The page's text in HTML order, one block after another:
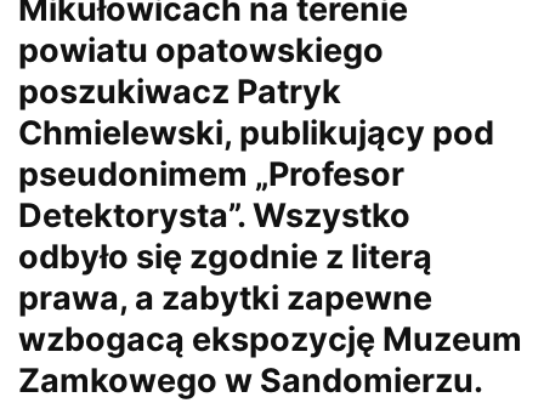
Mikułowicach na terenie
powiatu opatowskiego
poszukiwacz Patryk
Chmielewski, publikujący pod
pseudonimem „Profesor
Detektorysta”. Wszystko
odbyło się zgodnie z literą
prawa, a zabytki zapewne
wzbogacą ekspozycję Muzeum
Zamkowego w Sandomierzu.